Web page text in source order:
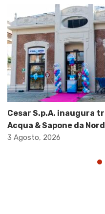
Cesar S.p.A. inaugura
Acqua & Sapone da
3 Agosto, 2026